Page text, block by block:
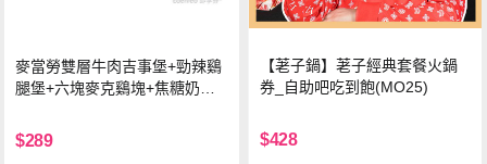
麥當勞雙層牛肉吉事堡+勁辣鷄
腿堡+六塊麥克鷄塊+焦糖奶茶
$289
【荖子鍋】荖子經典套餐火鍋
券_自助吧吃到飽(MO25)
$428